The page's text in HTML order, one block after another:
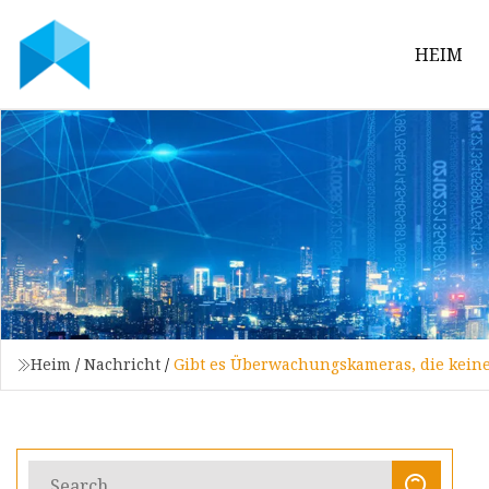
HEIM
Heim / Nachricht / Gibt es Überwachungskameras, die